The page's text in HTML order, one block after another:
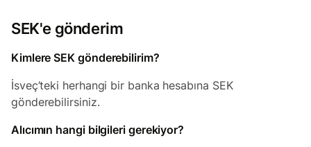
SEK'e gönderim
Kimlere SEK gönderebilirim?
İsveç’teki herhangi bir banka hesabına SEK
gönderebilirsiniz.
Alıcımın hangi bilgileri gerekiyor?